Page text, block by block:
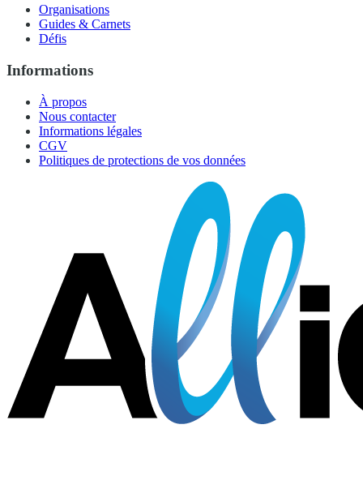
Organisations
Guides & Carnets
Défis
Informations
À propos
Nous contacter
Informations légales
CGV
Politiques de protections de vos données